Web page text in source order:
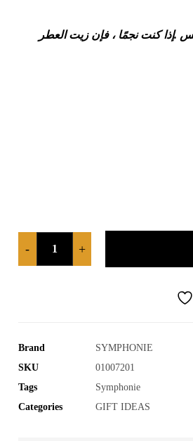
.إذا كنت نجمًا ، فإن زيت العطر
- +
Brand
SYMPHONIE
SKU
01007201
Tags
Symphonie
Categories
GIFT IDEAS